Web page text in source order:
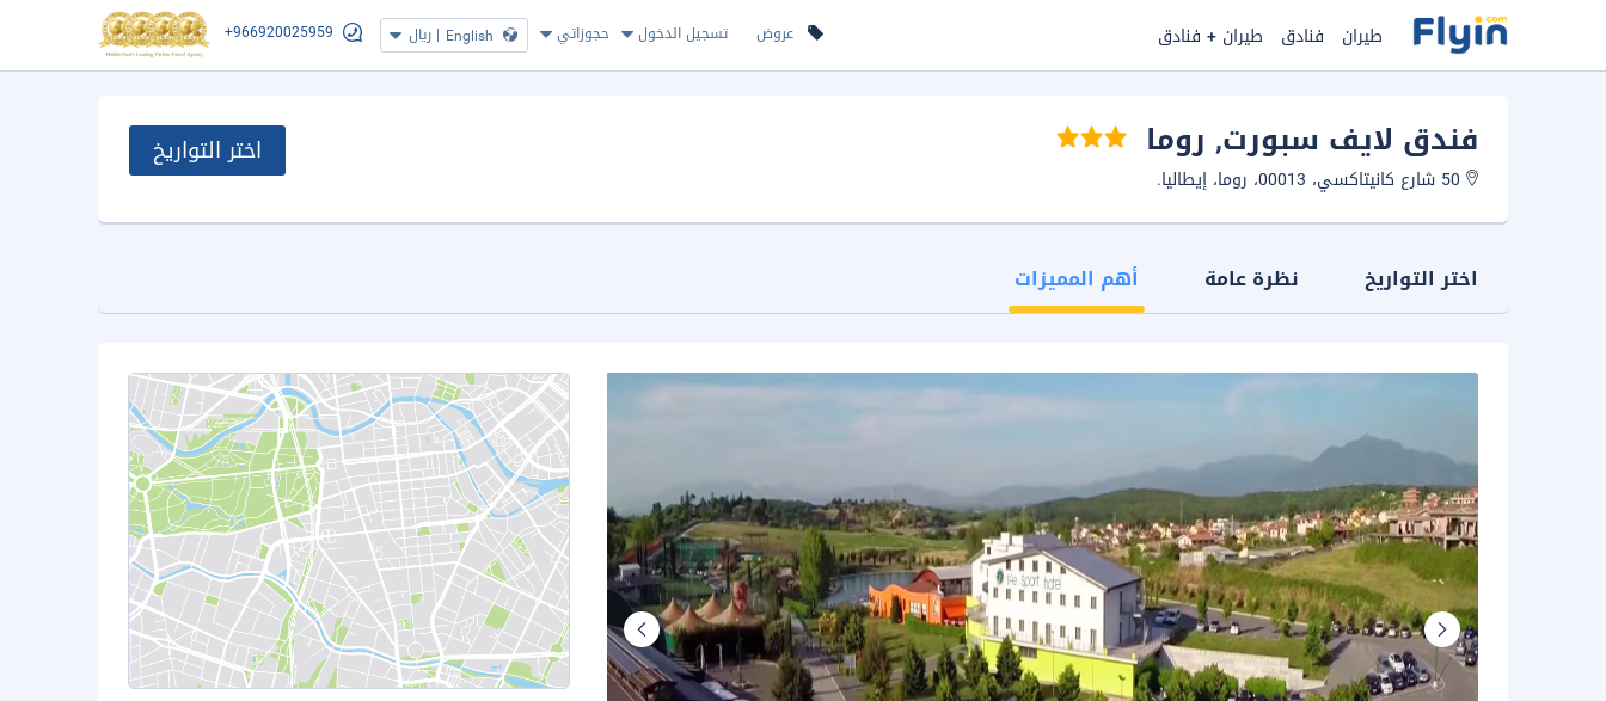
عروض تسجيل الدخول حجوزاتي English
| ريال +966920025959 طيران فنادق طيران + فنادق
فندق لايف سبورت, روما اختر التواريخ
اختر التواريخ نظرة عامة أهم المميزات